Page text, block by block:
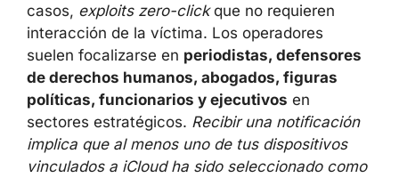
casos, exploits zero-clickque no requieren
interacción de la víctima. Los operadores
suelen focalizarse en periodistas, defensores
de derechos humanos, abogados, figuras
políticas, funcionarios y ejecutivos en
sectores estratégicos. Recibir una notificación
implica que al menos uno de tus dispositivos
vinculados a iCloud ha sido seleccionado como